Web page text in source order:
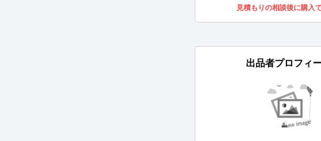
見積もりの相談後に購入
出品者プロフィ